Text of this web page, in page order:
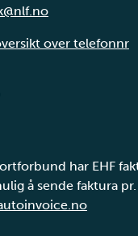
over telefonnr
har EHF
å sende faktura